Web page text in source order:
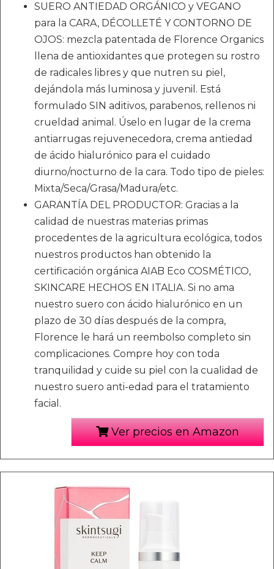
SUERO ANTIEDAD ORGÁNICO y VEGANO
para la CARA, DÉCOLLETÉ Y CONTORNO DE
OJOS: mezcla patentada de Florence Organics
llena de antioxidantes que protegen su rostro
de radicales libres y que nutren su piel,
dejándola más luminosa y juvenil. Está
formulado SIN aditivos, parabenos, rellenos ni
crueldad animal. Úselo en lugar de la crema
antiarrugas rejuvenecedora, crema antiedad
de ácido hialurónico para el cuidado
diurno/nocturno de la cara. Todo tipo de pieles:
Mixta/Seca/Grasa/Madura/etc.
GARANTÍA DEL PRODUCTOR: Gracias a la
calidad de nuestras materias primas
procedentes de la agricultura ecológica, todos
nuestros productos han obtenido la
certificación orgánica AIAB Eco COSMÉTICO,
SKINCARE HECHOS EN ITALIA. Si no ama
nuestro suero con ácido hialurónico en un
plazo de 30 días después de la compra,
Florence le hará un reembolso completo sin
complicaciones. Compre hoy con toda
tranquilidad y cuide su piel con la cualidad de
nuestro suero anti-edad para el tratamiento
facial.
Ver precios en Amazon